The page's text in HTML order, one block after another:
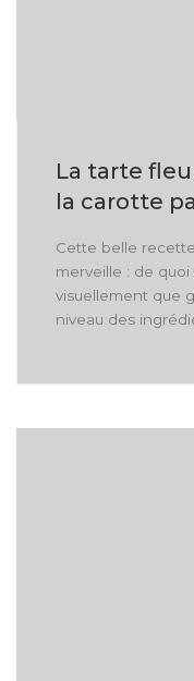
La tarte
la carotte
Cette belle
merveille : de
visuellement que
niveau des